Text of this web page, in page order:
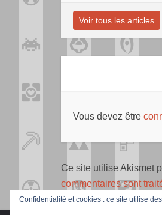
Voir tous les articles
Vous devez être
Ce site utilise Akismet
commentaires sont
Confidentialité et cookies : ce site utilise